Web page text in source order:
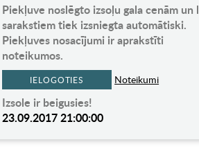
Piekļuve noslēgto izsoļu gala cenām un
sarakstiem tiek izsniegta automātiski.
Piekļuves nosacījumi ir aprakstīti
noteikumos.
IELOGOTIES Noteikumi
Izsole ir beigusies!
23.09.2017 21:00:00